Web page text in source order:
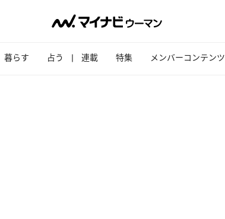
暮らす 占う 連載 特集 メンバーコンテンツ